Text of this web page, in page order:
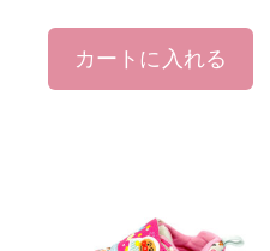
カートに入れる